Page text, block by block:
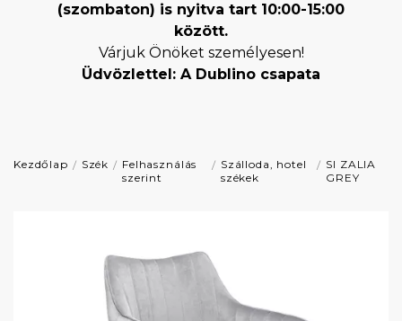
(szombaton) is nyitva tart 10:00-15:00
között.
Várjuk Önöket személyesen!
Üdvözlettel: A Dublino csapata
Kezdőlap Szék
Felhasználás
szerint
Szálloda, hotel
székek
SI ZALIA
GREY